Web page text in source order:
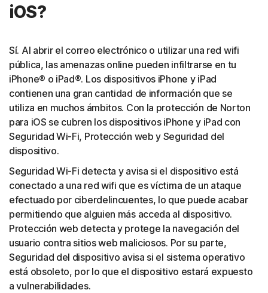
iOS?
Sí. Al abrir el correo electrónico o utilizar una red wifi
pública, las amenazas online pueden infiltrarse en tu
iPhone® o iPad®. Los dispositivos iPhone y iPad
contienen una gran cantidad de información que se
utiliza en muchos ámbitos. Con la protección de Norton
para iOS se cubren los dispositivos iPhone y iPad con
Seguridad Wi-Fi, Protección web y Seguridad del
dispositivo.
Seguridad Wi-Fi detecta y avisa si el dispositivo está
conectado a una red wifi que es víctima de un ataque
efectuado por ciberdelincuentes, lo que puede acabar
permitiendo que alguien más acceda al dispositivo.
Protección web detecta y protege la navegación del
usuario contra sitios web maliciosos. Por su parte,
Seguridad del dispositivo avisa si el sistema operativo
está obsoleto, por lo que el dispositivo estará expuesto
a vulnerabilidades.